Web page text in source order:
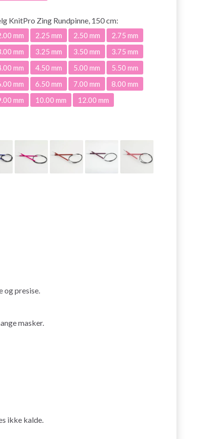
KnitPro Zing Rundpinne, 150 cm:
mm 2.25 mm 2.50 mm
2.75 mm
mm
3.25 mm 3.50 mm
3.75 mm
mm
4.50 mm 5.00 mm
5.50 mm
mm
6.50 mm 7.00 mm
8.00 mm
mm
10.00 mm 12.00 mm
og presise.
masker.
ikke kalde.